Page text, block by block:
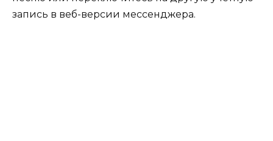
запись в веб-версии мессенджера.